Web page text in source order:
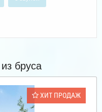
бруса
ХИТ ПРОДАЖ